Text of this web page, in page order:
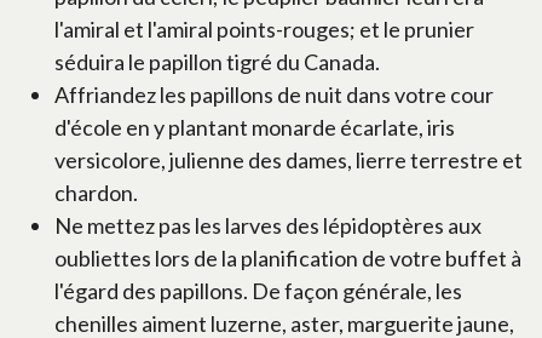
l'amiral et l'amiral points-rouges; et le prunier
séduira le papillon tigré du Canada.
Affriandez les papillons de nuit dans votre cour
d'école en y plantant monarde écarlate, iris
versicolore, julienne des dames, lierre terrestre et
chardon.
Ne mettez pas les larves des lépidoptères aux
oubliettes lors de la planification de votre buffet à
l'égard des papillons. De façon générale, les
chenilles aiment luzerne, aster, marguerite jaune,